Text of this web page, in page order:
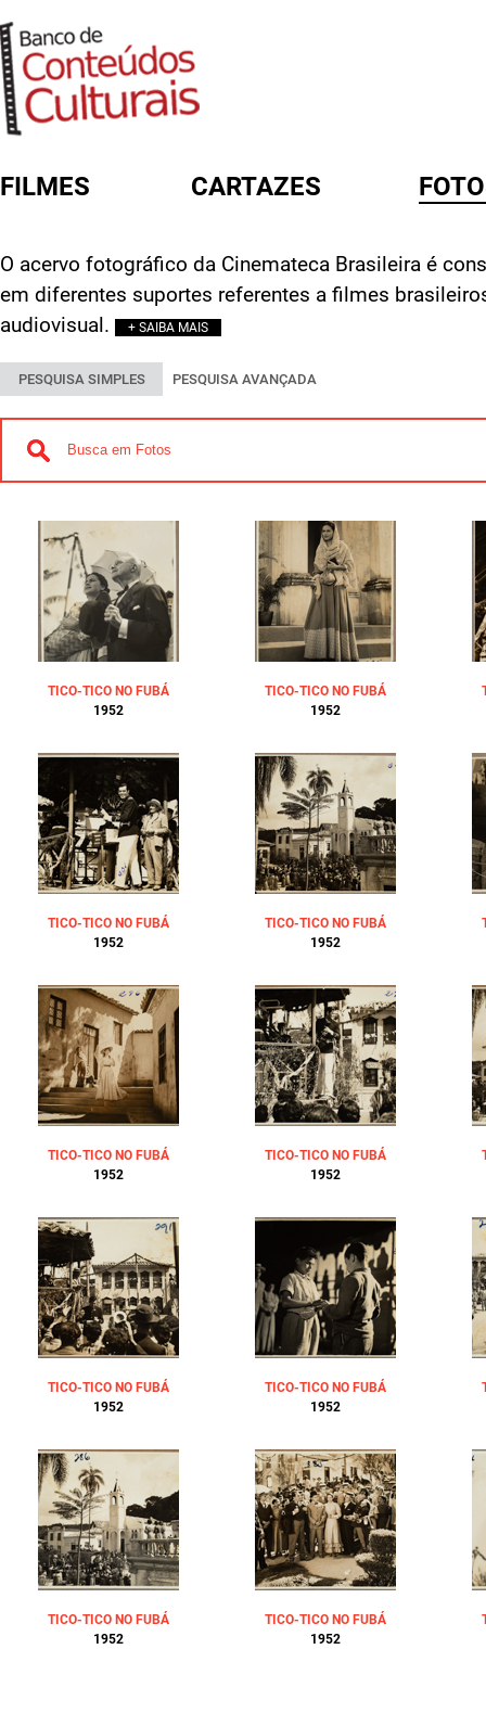
FILMES CARTAZES
O acervo fotográfico da Cinemateca Brasileira é
em diferentes suportes referentes a filmes
audiovisual.
+ SAIBA MAIS
PESQUISA SIMPLES PESQUISA AVANÇADA
TICO-TICO NO FUBÁ
1952
TICO-TICO NO FUBÁ
1952
TICO-TICO NO FUBÁ
1952
TICO-TICO NO FUBÁ
1952
TICO-TICO NO FUBÁ
1952
TICO-TICO NO FUBÁ
1952
TICO-TICO NO FUBÁ
1952
TICO-TICO NO FUBÁ
1952
TICO-TICO NO FUBÁ
1952
TICO-TICO NO FUBÁ
1952
FORMULÁRIO DE BUSCA